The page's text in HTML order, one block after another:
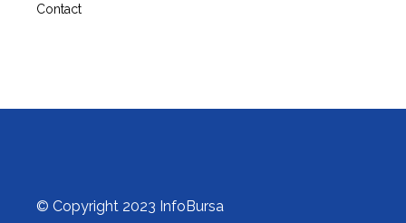
Contact
© Copyright 2023 InfoBursa